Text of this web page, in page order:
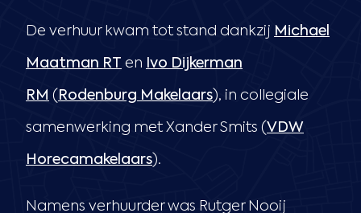
De verhuur kwam tot stand dankzij Michael
Maatman RT en Ivo Dijkerman
RM ( Rodenburg Makelaars), in collegiale
samenwerking met Xander Smits (VDW
Horecamakelaars).
Namens verhuurder was Rutger Nooij